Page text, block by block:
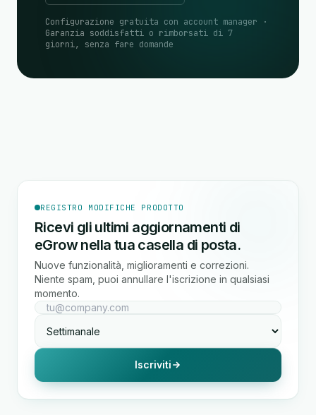
Configurazione gratuita con account manager ·
Garanzia soddisfatti o rimborsati di 7
giorni, senza fare domande
REGISTRO MODIFICHE PRODOTTO
Ricevi gli ultimi aggiornamenti di
eGrow nella tua casella di posta.
Nuove funzionalità, miglioramenti e correzioni.
Niente spam, puoi annullare l'iscrizione in qualsiasi
momento.
Iscriviti